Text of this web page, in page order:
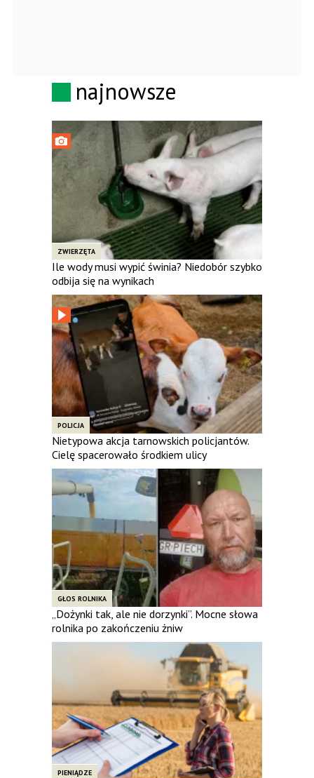
najnowsze
ZWIERZĘTA
Ile wody musi wypić świnia? Niedobór szybko
odbija się na wynikach
POLICJA
Nietypowa akcja tarnowskich policjantów.
Cielę spacerowało środkiem ulicy
GŁOS ROLNIKA
„Dożynki tak, ale nie dorzynki”. Mocne słowa
rolnika po zakończeniu żniw
PIENIĄDZE